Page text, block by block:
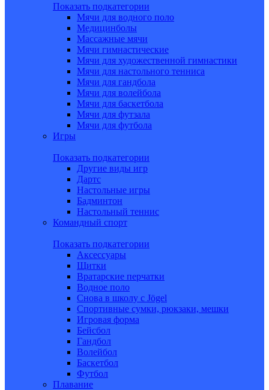
Показать подкатегории
Мячи для водного поло
Медицинболы
Массажные мячи
Мячи гимнастические
Мячи для художественной гимнастики
Мячи для настольного тенниса
Мячи для гандбола
Мячи для волейбола
Мячи для баскетбола
Мячи для футзала
Мячи для футбола
Игры
Показать подкатегории
Другие виды игр
Дартс
Настольные игры
Бадминтон
Настольный теннис
Командный спорт
Показать подкатегории
Аксессуары
Щитки
Вратарские перчатки
Водное поло
Снова в школу c Jögel
Спортивные сумки, рюкзаки, мешки
Игровая форма
Бейсбол
Гандбол
Волейбол
Баскетбол
Футбол
Плавание